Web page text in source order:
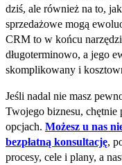
dziś, ale również na to,
sprzedażowe mogą
CRM to w końcu
długoterminowo, a jego
skomplikowany i
Jeśli nadal nie masz
Twojego biznesu, chętnie
opcjach. Możesz u nas
bezpłatną konsultację,
procesy, cele i plany, a